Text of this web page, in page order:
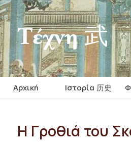
Τέχνη 武
Αρχική Iστορία 历史
Η Γροθιά του